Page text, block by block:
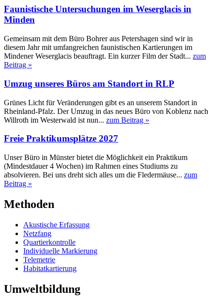
Faunistische Untersuchungen im Weserglacis in
Minden
Gemeinsam mit dem Büro Bohrer aus Petershagen sind wir in
diesem Jahr mit umfangreichen faunistischen Kartierungen im
Mindener Weserglacis beauftragt. Ein kurzer Film der Stadt... zum
Beitrag »
Umzug unseres Büros am Standort in RLP
Grünes Licht für Veränderungen gibt es an unserem Standort in
Rheinland-Pfalz. Der Umzug in das neues Büro von Koblenz nach
Willroth im Westerwald ist nun... zum Beitrag »
Freie Praktikumsplätze 2027
Unser Büro in Münster bietet die Möglichkeit ein Praktikum
(Mindestdauer 4 Wochen) im Rahmen eines Studiums zu
absolvieren. Bei uns dreht sich alles um die Fledermäuse... zum
Beitrag »
Methoden
Akustische Erfassung
Netzfang
Quartierkontrolle
Individuelle Markierung
Telemetrie
Habitatkartierung
Umweltbildung